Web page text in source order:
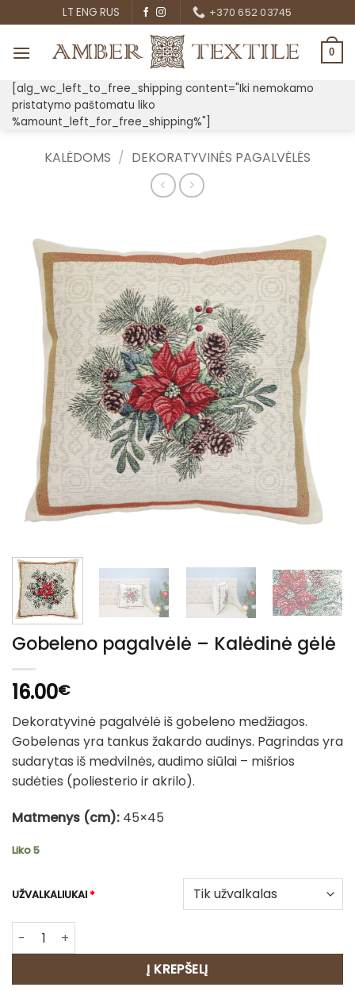
to
content
LT ENG RUS +370 652 03745
0
[alg_wc_left_to_free_shipping content="Iki nemokamo
pristatymo paštomatu liko
%amount_left_for_free_shipping%"]
KALĖDOMS / DEKORATYVINĖS PAGALVĖLĖS
Gobeleno pagalvėlė – Kalėdinė gėlė
16.00€
Dekoratyvinė pagalvėlė iš gobeleno medžiagos.
Gobelenas yra tankus žakardo audinys. Pagrindas yra
sudarytas iš medvilnės, audimo siūlai – mišrios
sudėties (poliesterio ir akrilo).
Matmenys (cm): 45×45
Liko 5
UŽVALKALIUKAI*
produkto kiekis: Gobeleno pagalvėlė – Kalėdinė gėlė
Į KREPŠELĮ